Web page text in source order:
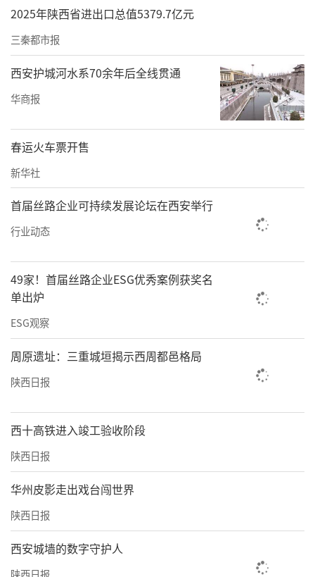
2025年陕西省进出口总值5379.7亿元
三秦都市报
西安护城河水系70余年后全线贯通
华商报
春运火车票开售
新华社
首届丝路企业可持续发展论坛在西安举行
行业动态
49家！首届丝路企业ESG优秀案例获奖名
单出炉
ESG观察
周原遗址：三重城垣揭示西周都邑格局
陕西日报
西十高铁进入竣工验收阶段
陕西日报
华州皮影走出戏台闯世界
陕西日报
西安城墙的数字守护人
陕西日报